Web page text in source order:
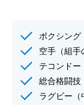
ボクシング
空手（組手
テコンドー
総合格闘技
ラグビー（